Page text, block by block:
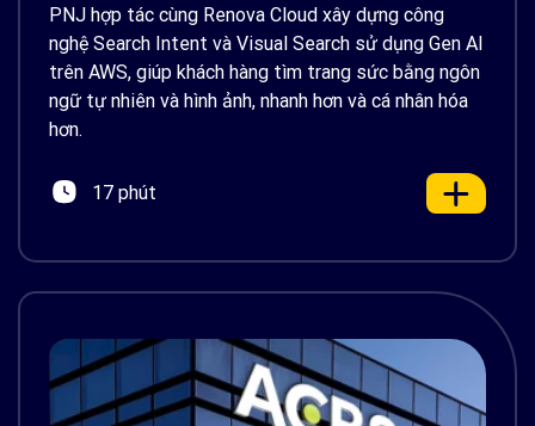
PNJ hợp tác cùng Renova Cloud xây dựng công
nghệ Search Intent và Visual Search sử dụng Gen AI
trên AWS, giúp khách hàng tìm trang sức bằng ngôn
ngữ tự nhiên và hình ảnh, nhanh hơn và cá nhân hóa
hơn.
17 phút